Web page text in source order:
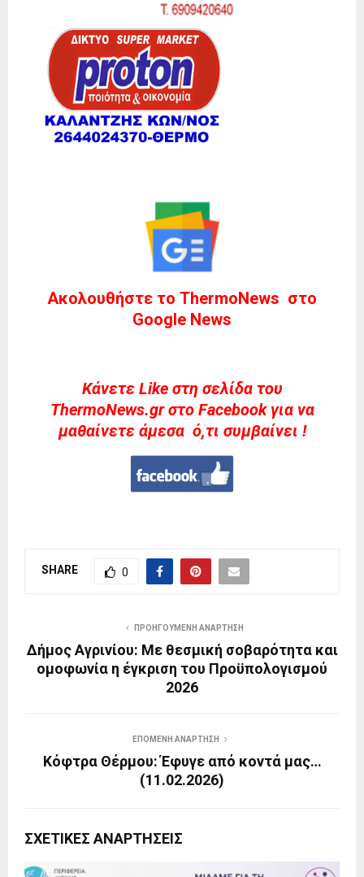
Ακολουθήστε το ThermoNews στο
Google News
Kάνετε Like στη σελίδα του
ThermoNews.gr στο Facebook για να
μαθαίνετε άμεσα ό,τι συμβαίνει !
SHARE 0
ΠΡΟΗΓΟΎΜΕΝΗ ΑΝΆΡΤΗΣΗ
Δήμος Αγρινίου: Με θεσμική σοβαρότητα και
ομοφωνία η έγκριση του Προϋπολογισμού
2026
ΕΠΌΜΕΝΗ ΑΝΆΡΤΗΣΗ
Κόφτρα Θέρμου: Έφυγε από κοντά μας…
(11.02.2026)
ΣΧΕΤΙΚΈΣ ΑΝΑΡΤΉΣΕΙΣ